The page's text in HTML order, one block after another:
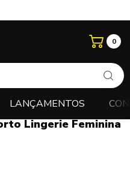
0
LANÇAMENTOS
Cós Médio Tanga
Lingerie Feminina